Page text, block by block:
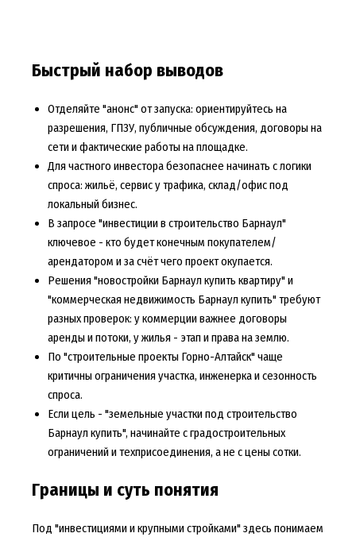
Быстрый набор выводов
Отделяйте "анонс" от запуска: ориентируйтесь на
разрешения, ГПЗУ, публичные обсуждения, договоры на
сети и фактические работы на площадке.
Для частного инвестора безопаснее начинать с логики
спроса: жильё, сервис у трафика, склад/офис под
локальный бизнес.
В запросе "инвестиции в строительство Барнаул"
ключевое - кто будет конечным покупателем/
арендатором и за счёт чего проект окупается.
Решения "новостройки Барнаул купить квартиру" и
"коммерческая недвижимость Барнаул купить" требуют
разных проверок: у коммерции важнее договоры
аренды и потоки, у жилья - этап и права на землю.
По "строительные проекты Горно-Алтайск" чаще
критичны ограничения участка, инженерка и сезонность
спроса.
Если цель - "земельные участки под строительство
Барнаул купить", начинайте с градостроительных
ограничений и техприсоединения, а не с цены сотки.
Границы и суть понятия
Под "инвестициями и крупными стройками" здесь понимаем